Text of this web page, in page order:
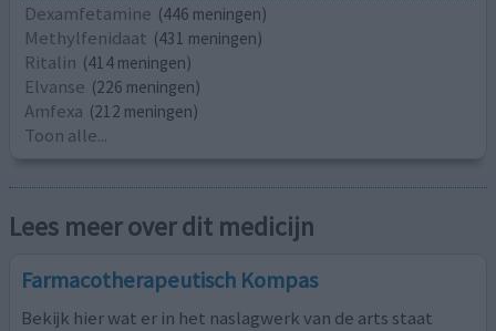
Dexamfetamine (446 meningen)
Methylfenidaat (431 meningen)
Ritalin (414 meningen)
Elvanse (226 meningen)
Amfexa (212 meningen)
Toon alle...
Lees meer over dit medicijn
Farmacotherapeutisch Kompas
Bekijk hier wat er in het naslagwerk van de arts staat